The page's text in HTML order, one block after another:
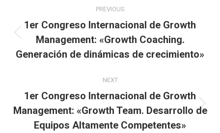
PREVIOUS
1er Congreso Internacional de Growth
Management: «Growth Coaching.
Generación de dinámicas de crecimiento»
NEXT
1er Congreso Internacional de Growth
Management: «Growth Team. Desarrollo de
Equipos Altamente Competentes»